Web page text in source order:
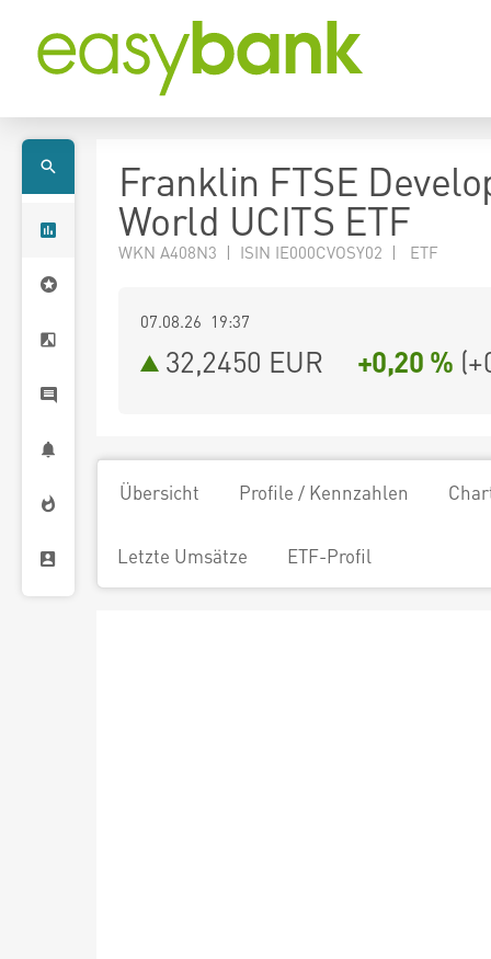
Franklin FTSE
World UCITS ETF
WKN A408N3 | ISIN IE000CVOSY02 | ETF
07.08.26 19:37
32,2450 EUR +0,20 % (
Übersicht Profile / Kennzahlen
Letzte Umsätze ETF-Profil